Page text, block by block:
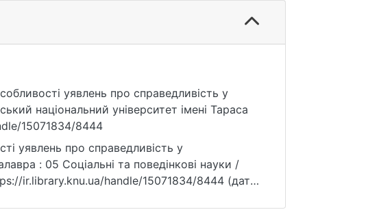
уявлень про справедливість у
національний університет імені Тараса
15071834/8444
уявлень про справедливість у
: 05 Соціальні та поведінкові науки /
ir.library.knu.ua/handle/15071834/8444 (дата